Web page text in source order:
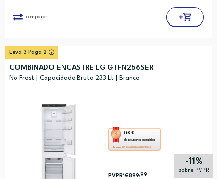
comparar
Leva 3 Paga 2
COMBINADO ENCASTRE LG GTFN256SER
No Frost | Capacidade Bruta 233 Lt | Branco
660 €
de poupança energética
Bronze em poupança energética
Esta
ação
-11%
sobre PVPR
PVPR*€899 ,99